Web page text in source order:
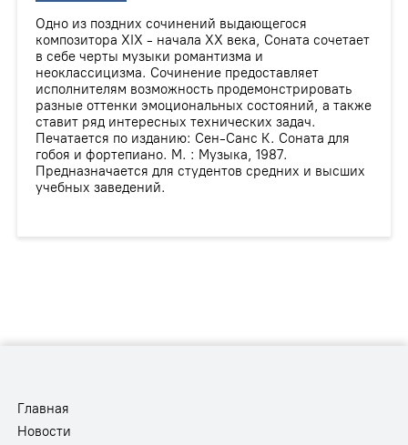
Одно из поздних сочинений выдающегося
композитора XIX - начала XX века, Соната сочетает
в себе черты музыки романтизма и
неоклассицизма. Сочинение предоставляет
исполнителям возможность продемонстрировать
разные оттенки эмоциональных состояний, а также
ставит ряд интересных технических задач.
Печатается по изданию: Сен-Санс К. Соната для
гобоя и фортепиано. М. : Музыка, 1987.
Предназначается для студентов средних и высших
учебных заведений.
Главная
Новости